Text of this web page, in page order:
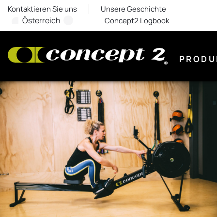
Kontaktieren Sie uns Unsere Geschichte
Österreich Concept2 Logbook